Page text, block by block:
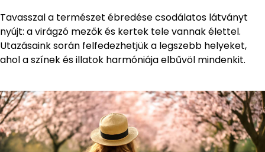
Tavasszal a természet ébredése csodálatos látványt
nyújt: a virágzó mezők és kertek tele vannak élettel.
Utazásaink során felfedezhetjük a legszebb helyeket,
ahol a színek és illatok harmóniája elbűvöl mindenkit.